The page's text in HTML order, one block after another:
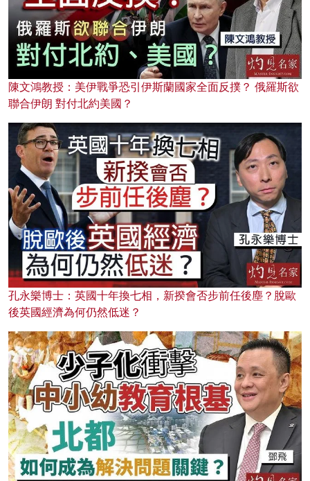
陳文鴻教授：美伊戰爭恐引伊斯蘭國家全面反撲？ 俄羅斯欲
聯合伊朗 對付北約美國？
孔永樂博士：英國十年換七相，新揆會否步前任後塵？脫歐
後英國經濟為何仍然低迷？